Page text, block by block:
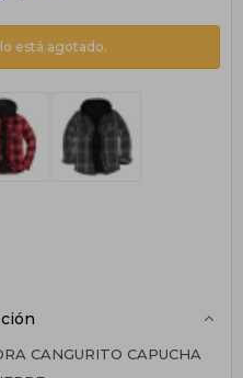
está agotado.
CANGURITO CAPUCHA